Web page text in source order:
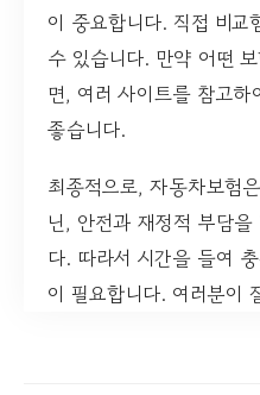
이 중요합니다. 직접 비
수 있습니다. 만약 어떤
면, 여러 사이트를 참고하
좋습니다.
최종적으로, 자동차보험
닌, 안전과 재정적 부담
다. 따라서 시간을 들여
이 필요합니다. 여러분이